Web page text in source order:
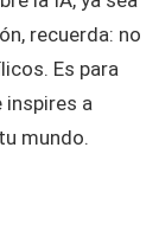
recuerda: no
Es para
inspires a
mundo.